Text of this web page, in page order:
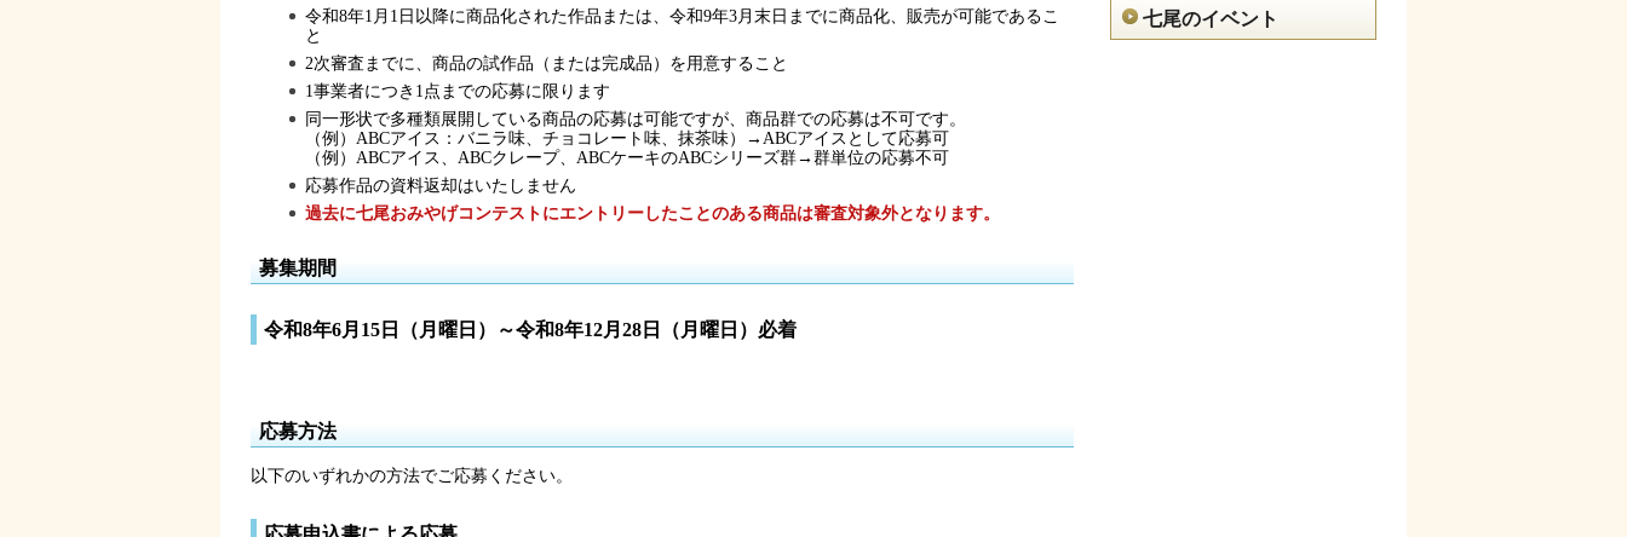
令和8年1月1日以降に商品化された作品または、令和9年3月末日までに商品化、販売が可能であるこ
と
2次審査までに、商品の試作品（または完成品）を用意すること
1事業者につき1点までの応募に限ります
同一形状で多種類展開している商品の応募は可能ですが、商品群での応募は不可です。
（例）ABCアイス：バニラ味、チョコレート味、抹茶味）→ABCアイスとして応募可
（例）ABCアイス、ABCクレープ、ABCケーキのABCシリーズ群→群単位の応募不可
応募作品の資料返却はいたしません
過去に七尾おみやげコンテストにエントリーしたことのある商品は審査対象外となります。
募集期間
令和8年6月15日（月曜日）～令和8年12月28日（月曜日）必着
応募方法
以下のいずれかの方法でご応募ください。
七尾のイベント